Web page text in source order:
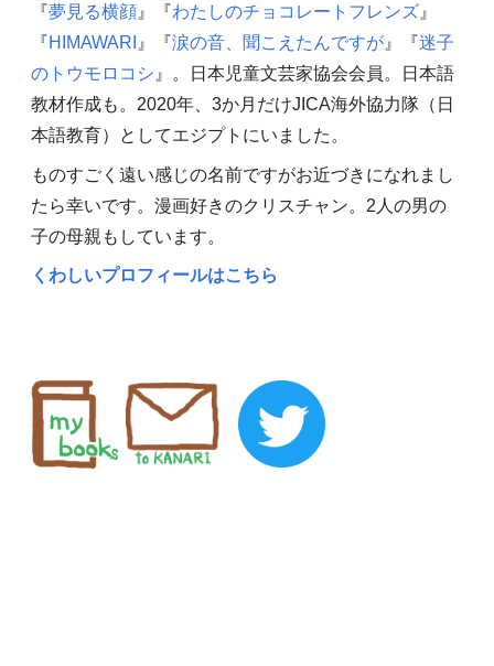
『夢見る横顔』『わたしのチョコレートフレンズ』
『HIMAWARI 』『涙の音、聞こえたんですが』『迷子
のトウモロコシ 』。日本児童文芸家協会会員。日本語
教材作成も。2020年、3か月だけJICA海外協力隊（日
本語教育）としてエジプトにいました。
ものすごく遠い感じの名前ですがお近づきになれまし
たら幸いです。漫画好きのクリスチャン。2人の男の
子の母親もしています。
くわしいプロフィールはこちら